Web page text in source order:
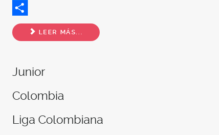
Twitter
Share
LEER MÁS...
Junior
Colombia
Liga Colombiana